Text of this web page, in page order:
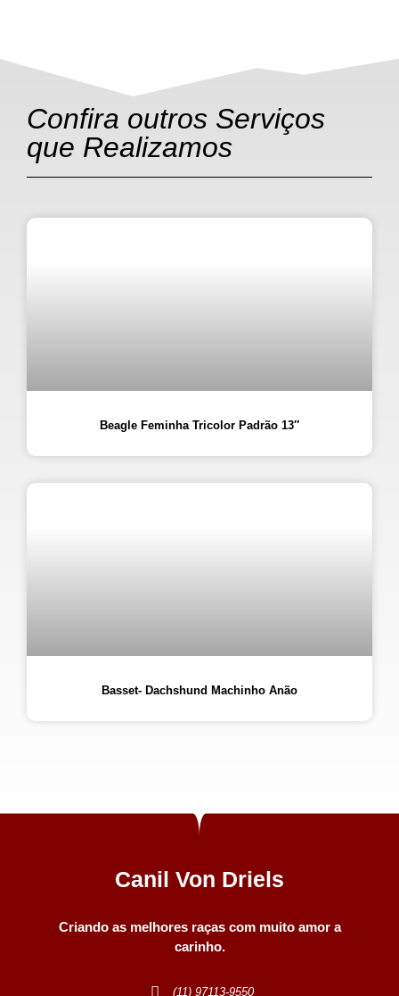
Confira outros Serviços
que Realizamos
Beagle Feminha Tricolor Padrão 13″
Basset- Dachshund Machinho Anão
Canil Von Driels
Criando as melhores raças com muito amor a
carinho.
(11) 97113-9550